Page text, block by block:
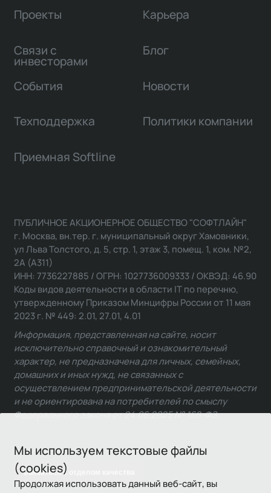
Мы используем текстовые файлы
(cookies)
Продолжая использовать данный веб-сайт, вы
Проекты
Связи с
инвесторами
Карьера
Блог
События Новости
Техподдержка Политики компании
Приемная Softline
Связаться с отделом качества
ПУБЛИЧНОЕ АКЦИОНЕРНОЕ ОБЩЕСТВО "СОФТЛАЙН"
г. Москва, вн.тер. г. муниципальный округ Хамовники,
ул Льва Толстого, д. 5, стр. 1, этаж 3, помещ. 1, ком. №2,
2А (А311)
ИНН: 7736227885 / ОГРН: 1027736009333 / ОКВЭД: 46.90
Коды видов деятельности в области IT по перечню,
утвержденному Приказом Минцифры России от 11 мая
2023 г. № 449: 2.01, 27.01, 4.01
Информация, представленная на сайте, носит
исключительно справочный и ознакомительный
характер, не предназначена для личных, семейных,
домашних и иных нужд, не связанных с
осуществлением предпринимательской деятельности
и не ориентирована на потребителей по смыслу
Федерального закона от 24.06.2025 № 168-ФЗ.